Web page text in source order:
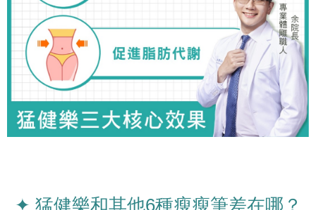
✦ 猛健樂和其他6種瘦瘦筆差在哪？